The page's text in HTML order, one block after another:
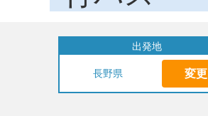
出発地
長野県 変更